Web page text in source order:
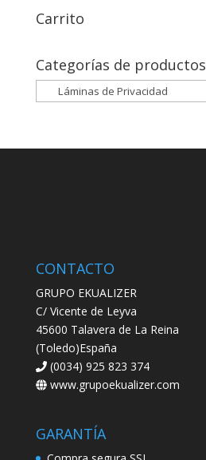
Carrito
Categorías de productos
CONTACTO
GRUPO EKUALIZER
C/ Vicente de Leyva
45600 Talavera de La Reina
(Toledo)España
(0034) 925 823 374
www.grupoekualizer.com
GARANTÍA